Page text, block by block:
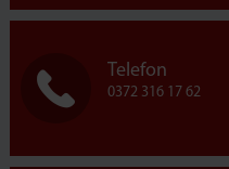
Telefon
0372 316 17 62